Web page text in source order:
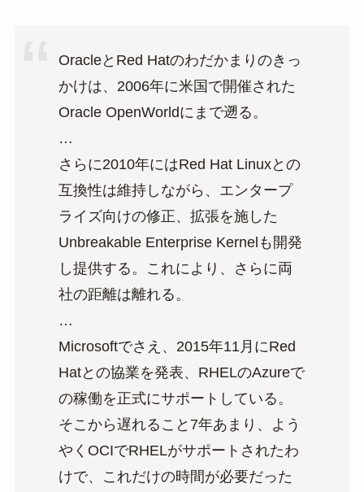
OracleとRed Hatのわだかまりのきっ
かけは、2006年に米国で開催された
Oracle OpenWorldにまで遡る。
…
さらに2010年にはRed Hat Linuxとの
互換性は維持しながら、エンタープ
ライズ向けの修正、拡張を施した
Unbreakable Enterprise Kernelも開発
し提供する。これにより、さらに両
社の距離は離れる。
…
Microsoftでさえ、2015年11月にRed
Hatとの協業を発表、RHELのAzureで
の稼働を正式にサポートしている。
そこから遅れること7年あまり、よう
やくOCIでRHELがサポートされたわ
けで、これだけの時間が必要だった